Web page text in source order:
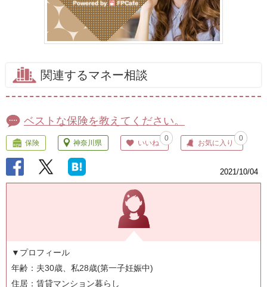
関連するマネー相談
ベストな保険を教えてください。
保険 神奈川県 いいね
0
お気に入り
0
2021/10/04
▼プロフィール
年齢：夫30歳、私28歳(第一子妊娠中)
住居：賃貸マンション暮らし